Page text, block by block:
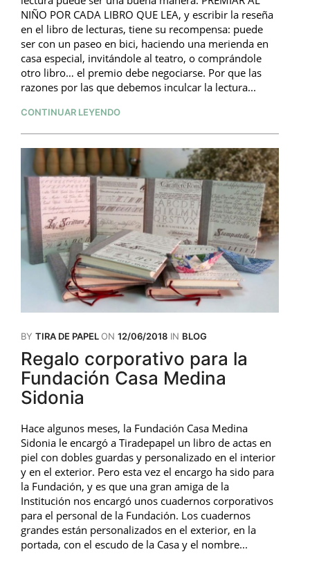
NIÑO POR CADA LIBRO QUE LEA, y escribir la reseña
en el libro de lecturas, tiene su recompensa: puede
ser con un paseo en bici, haciendo una merienda en
casa especial, invitándole al teatro, o comprándole
otro libro… el premio debe negociarse. Por que las
razones por las que debemos inculcar la lectura...
CONTINUAR LEYENDO
BY TIRA DE PAPELON 12/06/2018 IN BLOG
Regalo corporativo para la
Fundación Casa Medina
Sidonia
Hace algunos meses, la Fundación Casa Medina
Sidonia le encargó a Tiradepapel un libro de actas en
piel con dobles guardas y personalizado en el interior
y en el exterior. Pero esta vez el encargo ha sido para
la Fundación, y es que una gran amiga de la
Institución nos encargó unos cuadernos corporativos
para el personal de la Fundación. Los cuadernos
grandes están personalizados en el exterior, en la
portada, con el escudo de la Casa y el nombre...